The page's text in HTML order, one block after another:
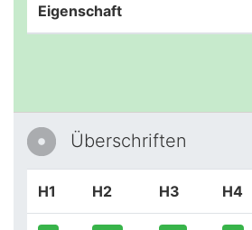
Eigenschaft
Überschriften
H1 H2 H3 H4